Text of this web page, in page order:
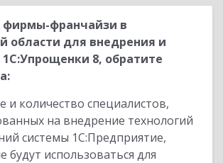
фирмы-франчайзи в
области для внедрения и
8, обратите
и количество специалистов,
на внедрение технологий
системы 1С:Предприятие,
будут использоваться для